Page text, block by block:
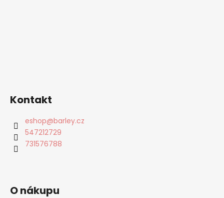
Kontakt
eshop@barley.cz
547212729
731576788
O nákupu